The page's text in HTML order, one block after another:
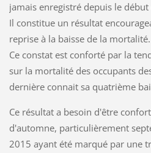
jamais enregistré depuis le
Il constitue un résultat
reprise à la baisse de la mortalité.
Ce constat est conforté par la
sur la mortalité des occupants
dernière connait sa quatrième
Ce résultat a besoin d'être
d'automne, particulièrement
2015 ayant été marqué par une